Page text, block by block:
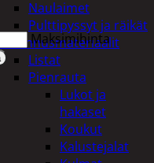
Naulaimet
Pulttipyssyt ja räikät
Rakennusmateriaalit
Listat
Pienrauta
Lukot ja
hakaset
Koukut
Kalustejalat
Maksimihinta